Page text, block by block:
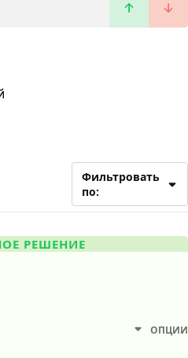
Фильтровать
по:
РЕШЕНИЕ
ОПЦИИ